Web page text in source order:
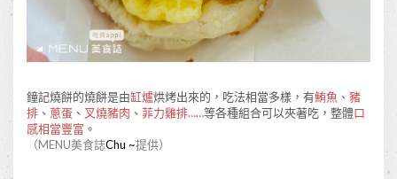
鐘記燒餅的燒餅是由缸爐烘烤出來的，吃法相當多樣，有鮪魚 、 豬
排 、 蔥蛋 、 叉燒豬肉 、 菲力雞排……等各種組合可以夾著吃，整體口
感相當豐富 。
（MENU美食誌Chu ~提供）